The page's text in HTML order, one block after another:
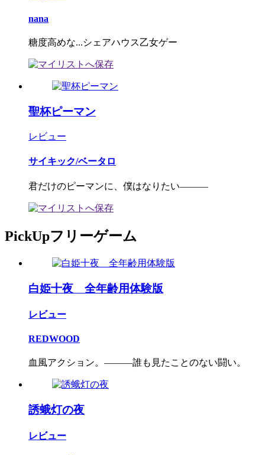
nana
糖度高めな...シェアハウス乙女ゲー
聖杯ピーマン
レビュー
サイキック/ベータロ
君だけのピーマンに、僕はなりたい―――
PickUpフリーゲーム
白姫十夜 全年齢用体験版
レビュー
REDWOOD
血風アクション。―――誰も見たことのない闘い。
誘蛾灯の夜
レビュー